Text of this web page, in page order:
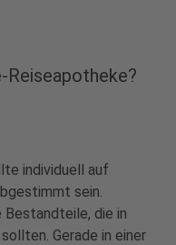
Reiseapotheke?
individuell auf
sein.
die in
Gerade in einer